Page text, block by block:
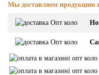
Мы доставляем продукцию